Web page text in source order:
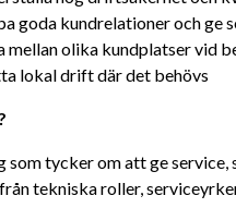
goda kundrelationer och ge
mellan olika kundplatser vid
lokal drift där det behövs
som tycker om att ge
tekniska roller,